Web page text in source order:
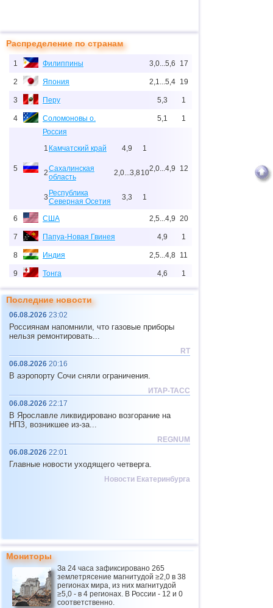
Распределение по странам
1 Филиппины 3,0...5,6 17
2 Япония 2,1...5,4 19
3 Перу 5,3 1
4 Соломоновы о. 5,1 1
5
Россия
1 Камчатский край 4,9 1
2Сахалинская
область
2,0...3,810
3 Республика
Северная Осетия
3,3 1
2,0...4,9 12
6 США 2,5...4,9 20
7 Папуа-Новая Гвинея 4,9 1
8 Индия 2,5...4,8 11
9 Тонга 4,6 1
10 Индонезия 2,5...4,4 78
11 Мексика
12 Китай 3,2...4,3
1
14 Чили
Мьянма
16 Панама
17 Никарагуа 2,7...4,1
3,6...4,0 2
19 Аргентина
2,6...3,7
24 Боливия 3,0...3,4 3
25 Коста-Рика 3,1...3,4
Румыния 3,4
27 Пуэрто-Рико
Последние новости
06.08.2026 23:02
Россиянам напомнили, что газовые приборы
нельзя ремонтировать...
RT
06.08.2026 20:16
В аэропорту Сочи сняли ограничения.
ИТАР-ТАСС
06.08.2026 22:17
В Ярославле ликвидировано возгорание на
НПЗ, возникшее из-за...
REGNUM
06.08.2026 22:01
Главные новости уходящего четверга.
Новости Екатеринбурга
Мониторы
За 24 часа зафиксировано 265
землетрясение магнитудой ≥2,0 в 38
регионах мира, из них магнитудой
≥5,0 - в 4 регионах. В России - 12 и 0
соответственно.